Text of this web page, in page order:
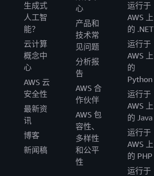
生成式
人工智
能？
云计算
概念中
心
AWS 云
安全性
最新资
讯
博客
新闻稿
心
产品和
技术常
见问题
分析报
告
AWS 合
作伙伴
AWS 包
容性、
多样性
和公平
性
运行于
AWS 上
的 .NET
运行于
AWS 上
的
Python
运行于
AWS 上
的 Java
运行于
AWS 上
的 PHP
运行于